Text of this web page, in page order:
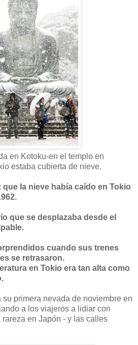
en Kotoku-en el templo en
estaba cubierta de nieve.
que la nieve había caído en Tokio
que se desplazaba desde el
cuando sus trenes
se retrasaron.
en Tokio era tan alta como
su primera nevada de noviembre en
a los viajeros a lidiar con
en Japón - y las calles